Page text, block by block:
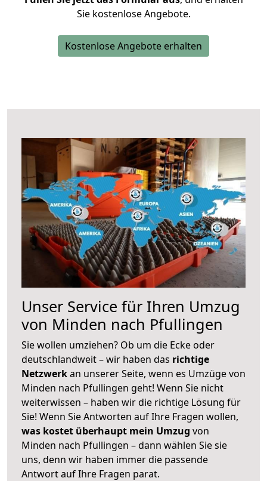
Sie kostenlose Angebote.
Kostenlose Angebote erhalten
Unser Service für Ihren Umzug
von Minden nach Pfullingen
Sie wollen umziehen? Ob um die Ecke oder
deutschlandweit – wir haben das richtige
Netzwerkan unserer Seite, wenn es Umzüge von
Minden nach Pfullingen geht! Wenn Sie nicht
weiterwissen – haben wir die richtige Lösung für
Sie! Wenn Sie Antworten auf Ihre Fragen wollen,
was kostet überhaupt mein Umzug von
Minden nach Pfullingen – dann wählen Sie sie
uns, denn wir haben immer die passende
Antwort auf Ihre Fragen parat.